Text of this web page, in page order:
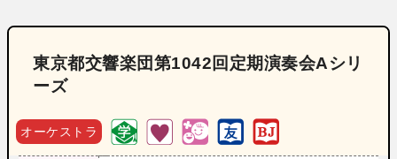
東京都交響楽団第1042回定期演奏会Aシリ
ーズ
オーケストラ